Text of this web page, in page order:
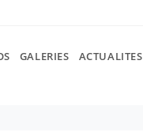
GALERIES ACTUALITES